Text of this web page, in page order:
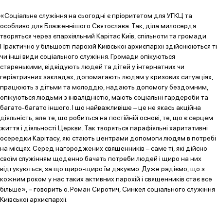
«Соціальне служіння на сьогодні є пріоритетом для УГКЦ та
особливо для Блаженнішого Святослава. Так, діла милосердя
творяться через єпархіяльний Карітас Київ, спільноти та громади.
Практично у більшості парохій Київської архиєпархії здійснюються ті
чи інші види соціального служіння. Громади опікуються
старенькими, відвідують людей та дітей у інтернатних чи
геріатричних закладах, допомагають людям у кризових ситуаціях,
працюють з дітьми та молоддю, надають допомогу бездомним,
опікуються людьми з інвалідністю, мають соціальні гардероби та
багато-багато іншого. І що найважливіше – це не якась акційна
діяльність, але те, що робиться на постійній основі, те, що є серцем
життя і діяльності Церкви. Так творяться парафіяльні харитативні
осередки Карітасу, які стають центрами допомоги людям в потребі
на місцях. Серед нагороджених священників – саме ті, які дійсно
своїм служінням щоденно бачать потреби людей і щиро на них
відгукуються, за що щиро-щиро їм дякуємо. Дуже радіємо, що з
кожним роком у нас таких активних парохій і священників стає все
більше», – говорить о. Роман Сиротич, Синкел соціального служіння
Київської архиєпархії.